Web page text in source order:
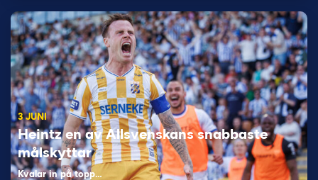
3 JUNI
Heintz en av Allsvenskans snabbaste
målskyttar
Kvalar in på topp…